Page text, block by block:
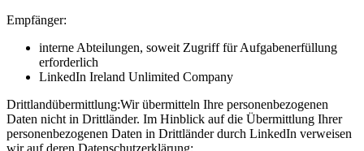
Empfänger:
interne Abteilungen, soweit Zugriff für Aufgabenerfüllung
erforderlich
LinkedIn Ireland Unlimited Company
Drittlandübermittlung:Wir übermitteln Ihre personenbezogenen
Daten nicht in Drittländer. Im Hinblick auf die Übermittlung Ihrer
personenbezogenen Daten in Drittländer durch LinkedIn verweisen
wir auf deren Datenschutzerklärung: